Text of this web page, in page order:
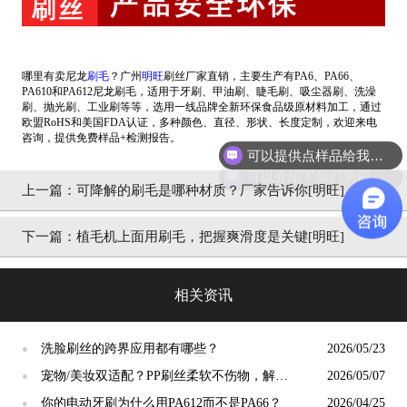
哪里有卖尼龙刷毛？广州明旺刷丝厂家直销，主要生产有PA6、PA66、
PA610和PA612尼龙刷毛，适用于牙刷、甲油刷、睫毛刷、吸尘器刷、洗澡
刷、抛光刷、工业刷等等，选用一线品牌全新环保食品级原材料加工，通过
欧盟RoHS和美国FDA认证，多种颜色、直径、形状、长度定制，欢迎来电
咨询，提供免费样品+检测报告。
上一篇： 可降解的刷毛是哪种材质？厂家告诉你[明旺]
下一篇： 植毛机上面用刷毛，把握爽滑度是关键[明旺]
相关资讯
● 洗脸刷丝的跨界应用都有哪些？ 2026/05/23
●
宠物/美妆双适配？PP刷丝柔软不伤物，解锁
小众应用新场景
2026/05/07
● 你的电动牙刷为什么用PA612而不是PA66？ 2026/04/25
可以介绍下你们的刷丝吗？
可以提供点样品给我吗？